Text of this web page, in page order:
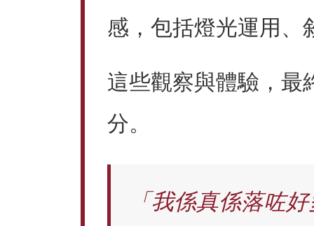
感，包括燈光運用、
這些觀察與體驗，最
分。
「我係真係落咗